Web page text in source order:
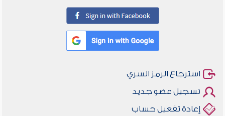
استرجاع الرمز السري
تسجيل عضو جديد
إعادة تفعيل حساب